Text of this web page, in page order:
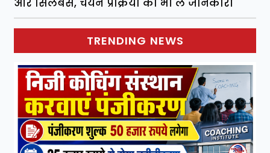
और सिलेबस, चयन प्रक्रिया की भी लें जानकारी
TRENDING NEWS